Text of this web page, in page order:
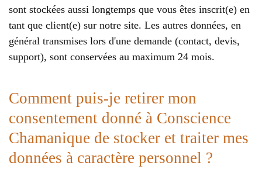
sont stockées aussi longtemps que vous êtes inscrit(e) en
tant que client(e) sur notre site. Les autres données, en
général transmises lors d'une demande (contact, devis,
support), sont conservées au maximum 24 mois.
Comment puis-je retirer mon
consentement donné à Conscience
Chamanique de stocker et traiter mes
données à caractère personnel ?